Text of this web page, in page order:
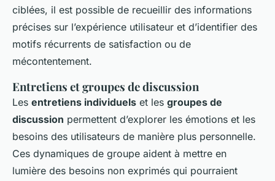
ciblées, il est possible de recueillir des informations
précises sur l’expérience utilisateur et d’identifier des
motifs récurrents de satisfaction ou de
mécontentement.
Entretiens et groupes de discussion
Les entretiens individuels et les groupes de
discussion permettent d’explorer les émotions et les
besoins des utilisateurs de manière plus personnelle.
Ces dynamiques de groupe aident à mettre en
lumière des besoins non exprimés qui pourraient